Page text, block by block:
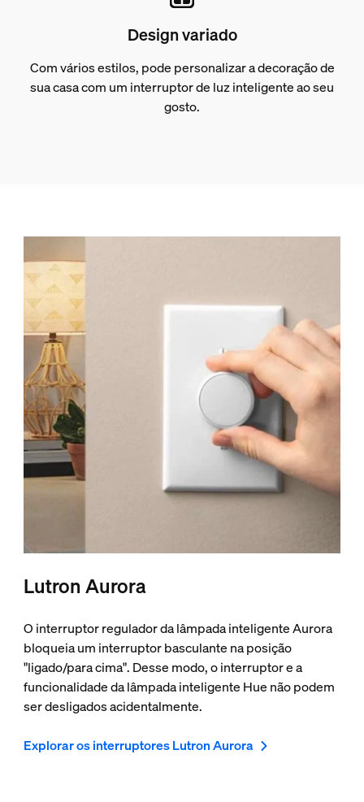
Design variado
Com vários estilos, pode personalizar a decoração de
sua casa com um interruptor de luz inteligente ao seu
gosto.
Lutron Aurora
O interruptor regulador da lâmpada inteligente Aurora
bloqueia um interruptor basculante na posição
"ligado/para cima". Desse modo, o interruptor e a
funcionalidade da lâmpada inteligente Hue não podem
ser desligados acidentalmente.
Explorar os interruptores Lutron Aurora